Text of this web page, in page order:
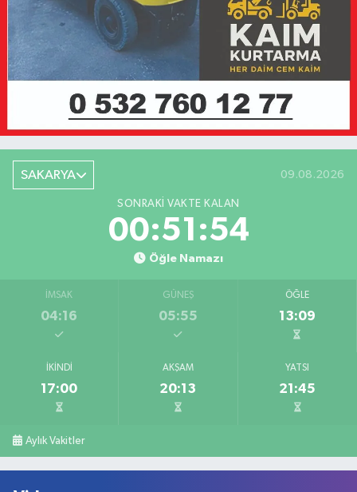
SAKARYA 09.08.2026
SONRAKI VAKTE KALAN
00:51:54
Öğle Namazı
İMSAK
04:16
GÜNEŞ
05:55
ÖĞLE
13:09
İKINDI
17:00
AKŞAM
20:13
YATSI
21:45
Aylık Vakitler